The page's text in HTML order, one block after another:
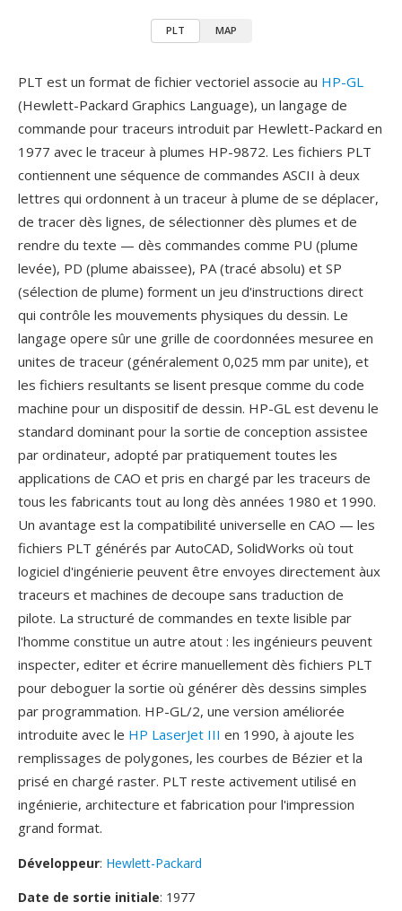
PLT MAP
PLT est un format de fichier vectoriel associe au HP-GL
(Hewlett-Packard Graphics Language), un langage de
commande pour traceurs introduit par Hewlett-Packard en
1977 avec le traceur à plumes HP-9872. Les fichiers PLT
contiennent une séquence de commandes ASCII à deux
lettres qui ordonnent à un traceur à plume de se déplacer,
de tracer dès lignes, de sélectionner dès plumes et de
rendre du texte — dès commandes comme PU (plume
levée), PD (plume abaissee), PA (tracé absolu) et SP
(sélection de plume) forment un jeu d'instructions direct
qui contrôle les mouvements physiques du dessin. Le
langage opere sûr une grille de coordonnées mesuree en
unites de traceur (généralement 0,025 mm par unite), et
les fichiers resultants se lisent presque comme du code
machine pour un dispositif de dessin. HP-GL est devenu le
standard dominant pour la sortie de conception assistee
par ordinateur, adopté par pratiquement toutes les
applications de CAO et pris en chargé par les traceurs de
tous les fabricants tout au long dès années 1980 et 1990.
Un avantage est la compatibilité universelle en CAO — les
fichiers PLT générés par AutoCAD, SolidWorks où tout
logiciel d'ingénierie peuvent être envoyes directement àux
traceurs et machines de decoupe sans traduction de
pilote. La structuré de commandes en texte lisible par
l'homme constitue un autre atout : les ingénieurs peuvent
inspecter, editer et écrire manuellement dès fichiers PLT
pour deboguer la sortie où générer dès dessins simples
par programmation. HP-GL/2, une version améliorée
introduite avec le HP LaserJet III en 1990, à ajoute les
remplissages de polygones, les courbes de Bézier et la
prisé en chargé raster. PLT reste activement utilisé en
ingénierie, architecture et fabrication pour l'impression
grand format.
Développeur: Hewlett-Packard
Date de sortie initiale: 1977